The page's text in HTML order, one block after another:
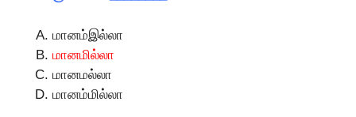
மானம்இல்லா
மானமில்லா
மானமல்லா
மானம்மில்லா